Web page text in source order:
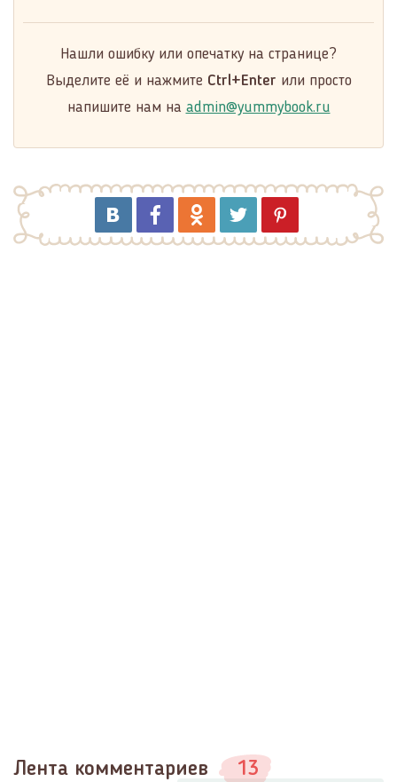
Нашли ошибку или опечатку на странице?
Выделите её и нажмите Ctrl+Enter или просто
напишите нам на admin@yummybook.ru
Лента комментариев 13